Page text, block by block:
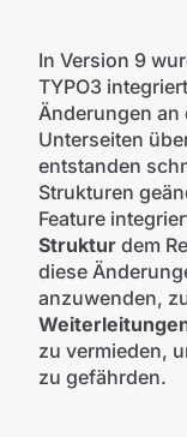
In Version 9
TYPO3
Änderungen an
Unterseiten
entstanden
Strukturen
Feature
Strukturdem
diese
anzuwenden,
zu vermieden,
zu gefährden.